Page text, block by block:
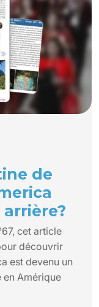
de
cet article
découvrir
est devenu un
Amérique